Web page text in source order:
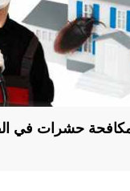
حشرات في